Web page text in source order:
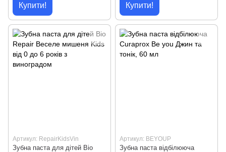
Купити! Купити!
Артикул: RepairKidsVin
Зубна паста для дітей Bio
Артикул: BEYOUP
Зубна паста відбілююча